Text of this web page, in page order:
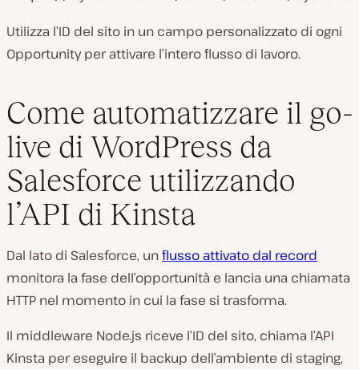
Utilizza l’ID del sito in un campo personalizzato di ogni
Opportunity per attivare l’intero flusso di lavoro.
Come automatizzare il go-
live di WordPress da
Salesforce utilizzando
l’API di Kinsta
Dal lato di Salesforce, unflusso attivato dal record
monitora la fase dell’opportunità e lancia una chiamata
HTTP nel momento in cui la fase si trasforma.
Il middleware Node.js riceve l’ID del sito, chiama l’API
Kinsta per eseguire il backup dell’ambiente di staging,